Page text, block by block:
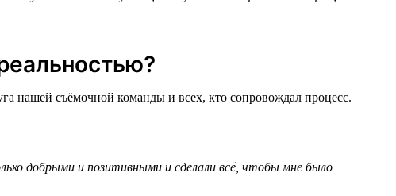
нашей съёмочной команды и всех, кто сопровождал процесс.
добрыми и позитивными и сделали всё, чтобы мне было